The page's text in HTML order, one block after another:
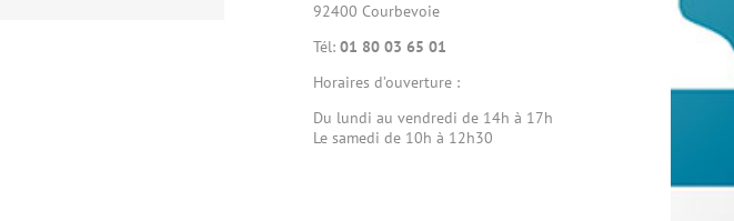
92400 Courbevoie
Tél: 01 80 03 65 01
Horaires d’ouverture :
Du lundi au vendredi de 14h à 17h
Le samedi de 10h à 12h30